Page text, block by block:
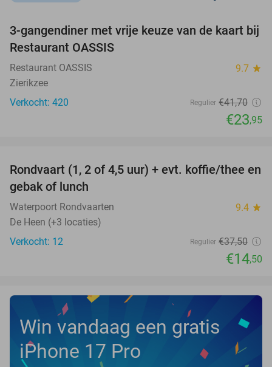
43%
3-gangendiner met vrije keuze van de kaart bij
Restaurant OASSIS
Restaurant OASSIS 9.7 star
Zierikzee
Verkocht: 420
Regulier €41,70
€23,95
61%
TODAY
Rondvaart (1, 2 of 4,5 uur) + evt. koffie/thee en
gebak of lunch
Waterpoort Rondvaarten 9.4 star
De Heen (+3 locaties)
Verkocht: 12
Regulier €37,50
€14,50
Win vandaag een gratis
iPhone 17 Pro